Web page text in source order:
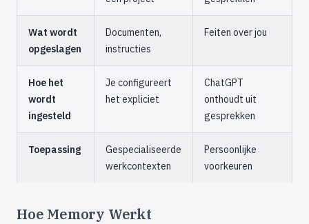
Wat wordt
opgeslagen
Documenten,
instructies
Feiten over jou
Hoe het
wordt
ingesteld
Je configureert
het expliciet
ChatGPT
onthoudt uit
gesprekken
Toepassing
Gespecialiseerde
werkcontexten
Persoonlijke
voorkeuren
Hoe Memory Werkt